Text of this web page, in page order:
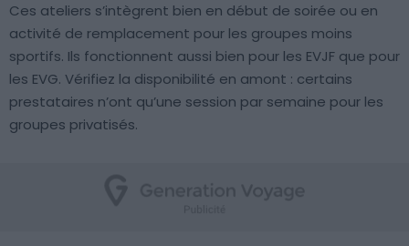
Ces ateliers s’intègrent bien en début de soirée ou en
activité de remplacement pour les groupes moins
sportifs. Ils fonctionnent aussi bien pour les EVJF que pour
les EVG. Vérifiez la disponibilité en amont : certains
prestataires n’ont qu’une session par semaine pour les
groupes privatisés.